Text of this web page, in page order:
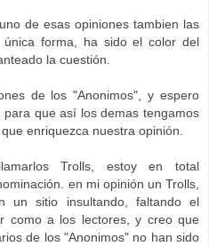
de esas opiniones tambien las
única forma, ha sido el color del
la cuestión.
de los "Anonimos", y espero
que así los demas tengamos
enriquezca nuestra opinión.
Trolls, estoy en total
en mi opinión un Trolls,
un sitio insultando, faltando el
como a los lectores, y creo que
de los "Anonimos" no han sido